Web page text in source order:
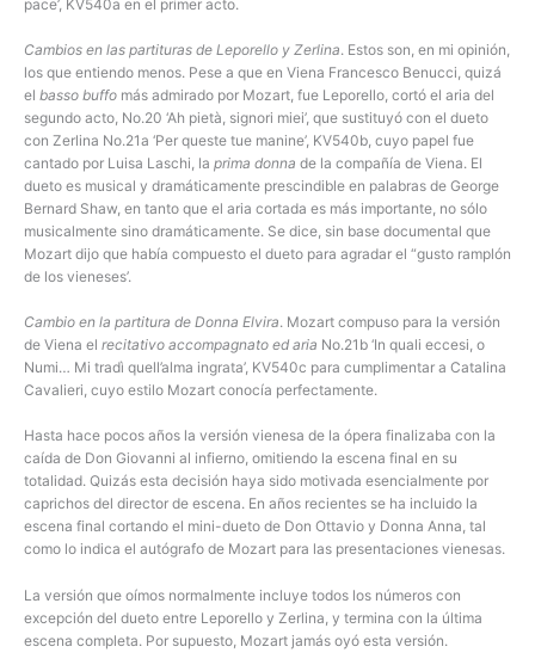
pace’, KV540a en el primer acto.
Cambios en las partituras de Leporello y Zerlina. Estos son, en mi opinión,
los que entiendo menos. Pese a que en Viena Francesco Benucci, quizá
el basso buffo más admirado por Mozart, fue Leporello, cortó el aria del
segundo acto, No.20 ‘Ah pietà, signori miei’, que sustituyó con el dueto
con Zerlina No.21a ‘Per queste tue manine’, KV540b, cuyo papel fue
cantado por Luisa Laschi, la prima donna de la compañía de Viena. El
dueto es musical y dramáticamente prescindible en palabras de George
Bernard Shaw, en tanto que el aria cortada es más importante, no sólo
musicalmente sino dramáticamente. Se dice, sin base documental que
Mozart dijo que había compuesto el dueto para agradar el “gusto ramplón
de los vieneses’.
Cambio en la partitura de Donna Elvira. Mozart compuso para la versión
de Viena el recitativo accompagnato ed aria No.21b ‘In quali eccesi, o
Numi… Mi tradì quell’alma ingrata’, KV540c para cumplimentar a Catalina
Cavalieri, cuyo estilo Mozart conocía perfectamente.
Hasta hace pocos años la versión vienesa de la ópera finalizaba con la
caída de Don Giovanni al infierno, omitiendo la escena final en su
totalidad. Quizás esta decisión haya sido motivada esencialmente por
caprichos del director de escena. En años recientes se ha incluido la
escena final cortando el mini-dueto de Don Ottavio y Donna Anna, tal
como lo indica el autógrafo de Mozart para las presentaciones vienesas.
La versión que oímos normalmente incluye todos los números con
excepción del dueto entre Leporello y Zerlina, y termina con la última
escena completa. Por supuesto, Mozart jamás oyó esta versión.